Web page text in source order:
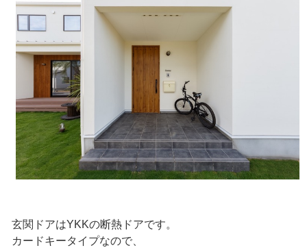
玄関ドアはYKKの断熱ドアです。
カードキータイプなので、